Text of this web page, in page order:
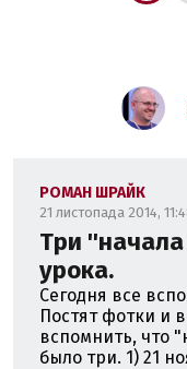
РОМАН ШРАЙК
21 листопада 2014,
Три
урока.
Сегодня все
Постят фотки и
вспомнить, что
было три. 1) 21